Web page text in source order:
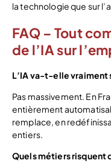
la technologie que sur
FAQ – Tout
de l’IA sur
L’IA va-t-elle vraiment
Pas massivement. En
entièrement
remplace, en
entiers.
Quels métiers risquent